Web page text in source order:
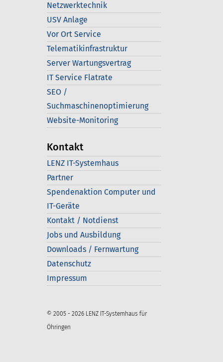
Netzwerktechnik
USV Anlage
Vor Ort Service
Telematikinfrastruktur
Server Wartungsvertrag
IT Service Flatrate
SEO /
Suchmaschinenoptimierung
Website-Monitoring
Kontakt
LENZ IT-Systemhaus
Partner
Spendenaktion Computer und
IT-Geräte
Kontakt / Notdienst
Jobs und Ausbildung
Downloads / Fernwartung
Datenschutz
Impressum
© 2005 - 2026 LENZ IT-Systemhaus für
Öhringen